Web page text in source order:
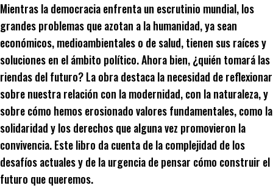
Mientras la democracia enfrenta un escrutinio mundial, los
grandes problemas que azotan a la humanidad, ya sean
económicos, medioambientales o de salud, tienen sus raíces y
soluciones en el ámbito político. Ahora bien, ¿quién tomará las
riendas del futuro? La obra destaca la necesidad de reflexionar
sobre nuestra relación con la modernidad, con la naturaleza, y
sobre cómo hemos erosionado valores fundamentales, como la
solidaridad y los derechos que alguna vez promovieron la
convivencia. Este libro da cuenta de la complejidad de los
desafíos actuales y de la urgencia de pensar cómo construir el
futuro que queremos.